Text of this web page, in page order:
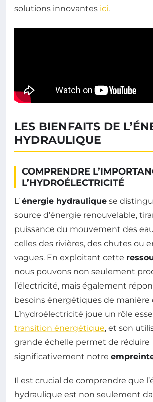
solutions innovantes ici.
LES BIENFAITS DE
HYDRAULIQUE
COMPRENDRE
L’HYDROÉLECTRICITÉ
L’ énergie hydraulique se
source d’énergie renouvelable,
puissance du mouvement des
celles des rivières, des chutes ou
vagues. En exploitant cette
nous pouvons non seulement
l’électricité, mais également
besoins énergétiques de manière
L’hydroélectricité joue un rôle
transition énergétique, et son
grande échelle permet de réduire
significativement notre
Il est crucial de comprendre que
hydraulique est non seulement